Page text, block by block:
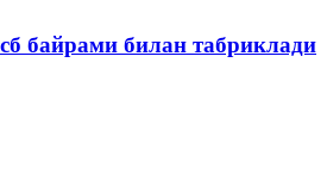
байрами билан табриклади